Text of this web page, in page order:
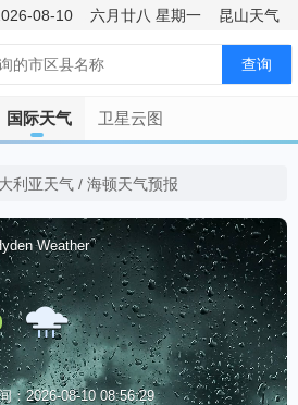
08-10 六月廿八 星期一 昆山天气
查询
国际天气 卫星云图
利亚天气 / 海顿天气预报
Weather
：2026-08-10 08:56:29